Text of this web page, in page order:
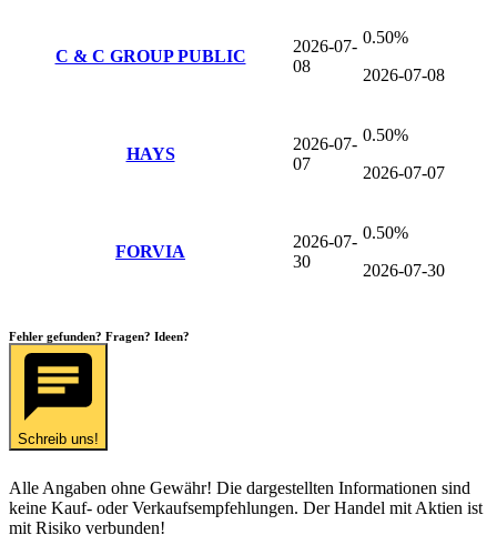
C & C GROUP PUBLIC
2026-07-
08
0.50%
2026-07-08
HAYS
2026-07-
07
0.50%
2026-07-07
FORVIA
2026-07-
30
0.50%
2026-07-30
Fehler gefunden? Fragen? Ideen?
Schreib uns!
Alle Angaben ohne Gewähr! Die dargestellten Informationen sind
keine Kauf- oder Verkaufsempfehlungen. Der Handel mit Aktien ist
mit Risiko verbunden!